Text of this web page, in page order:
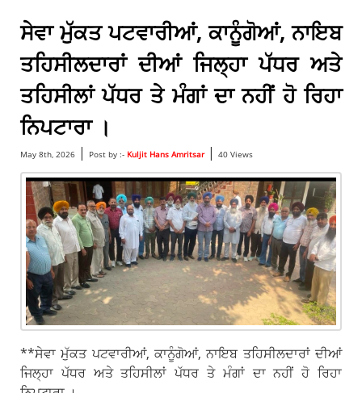
ਸੇਵਾ ਮੁੱਕਤ ਪਟਵਾਰੀਆਂ, ਕਾਨੂੰਗੋਆਂ, ਨਾਇਬ
ਤਹਿਸੀਲਦਾਰਾਂ ਦੀਆਂ ਜਿਲ੍ਹਾ ਪੱਧਰ ਅਤੇ
ਤਹਿਸੀਲਾਂ ਪੱਧਰ ਤੇ ਮੰਗਾਂ ਦਾ ਨਹੀਂ ਹੋ ਰਿਹਾ
ਨਿਪਟਾਰਾ ।
May 8th, 2026| Post by :- Kuljit Hans Amritsar| 40 Views
**ਸੇਵਾ ਮੁੱਕਤ ਪਟਵਾਰੀਆਂ, ਕਾਨੂੰਗੋਆਂ, ਨਾਇਬ ਤਹਿਸੀਲਦਾਰਾਂ ਦੀਆਂ
ਜਿਲ੍ਹਾ ਪੱਧਰ ਅਤੇ ਤਹਿਸੀਲਾਂ ਪੱਧਰ ਤੇ ਮੰਗਾਂ ਦਾ ਨਹੀਂ ਹੋ ਰਿਹਾ